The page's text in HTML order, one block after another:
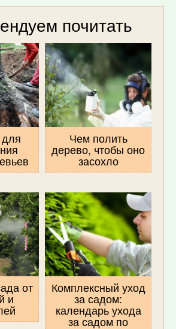
почитать
Чем полить
дерево, чтобы оно
засохло
от
и
Комплексный уход
за садом:
календарь ухода
за садом по